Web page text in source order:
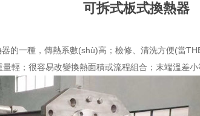
可拆式板式換熱器
的一種，傳熱系數(shù)高；檢修、清洗方便(當
量輕；很容易改變換熱面積或流程組合；末端溫差小等